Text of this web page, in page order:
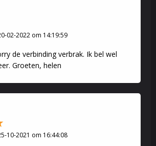
02-2022 om 14:19:59
de verbinding verbrak. Ik bel wel
Groeten, helen
10-2021 om 16:44:08